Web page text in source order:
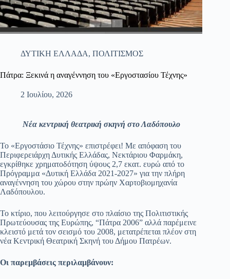
ΔΥΤΙΚΗ ΕΛΛΑΔΑ, ΠΟΛΙΤΙΣΜΟΣ
Πάτρα: Ξεκινά η αναγέννηση του «Εργοστασίου Τέχνης»
2 Ιουλίου, 2026
Νέα κεντρική θεατρική σκηνή στο Λαδόπουλο
Το «Εργοστάσιο Τέχνης» επιστρέφει! Με απόφαση του
Περιφερειάρχη Δυτικής Ελλάδας, Νεκτάριου Φαρμάκη,
εγκρίθηκε χρηματοδότηση ύψους 2,7 εκατ. ευρώ από το
Πρόγραμμα «Δυτική Ελλάδα 2021-2027» για την πλήρη
αναγέννηση του χώρου στην πρώην Χαρτοβιομηχανία
Λαδόπουλου.
Το κτίριο, που λειτούργησε στο πλαίσιο της Πολιτιστικής
Πρωτεύουσας της Ευρώπης, “Πάτρα 2006” αλλά παρέμεινε
κλειστό μετά τον σεισμό του 2008, μετατρέπεται πλέον στη
νέα Κεντρική Θεατρική Σκηνή του Δήμου Πατρέων.
Οι παρεμβάσεις περιλαμβάνουν: